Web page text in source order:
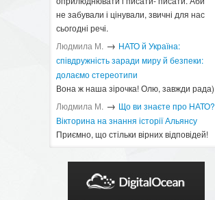
не забували і цінували, звичні для нас
сьогодні речі.
Людмила М. → ​НАТО й Україна:
співдружність заради миру й безпеки:
долаємо стереотипи
Вона ж наша зірочка! Олю, завжди рада)
Людмила М. → Що ви знаєте про НАТО?
Вікторина на знання історії Альянсу ​
Приємно, що стільки вірних відповідей!